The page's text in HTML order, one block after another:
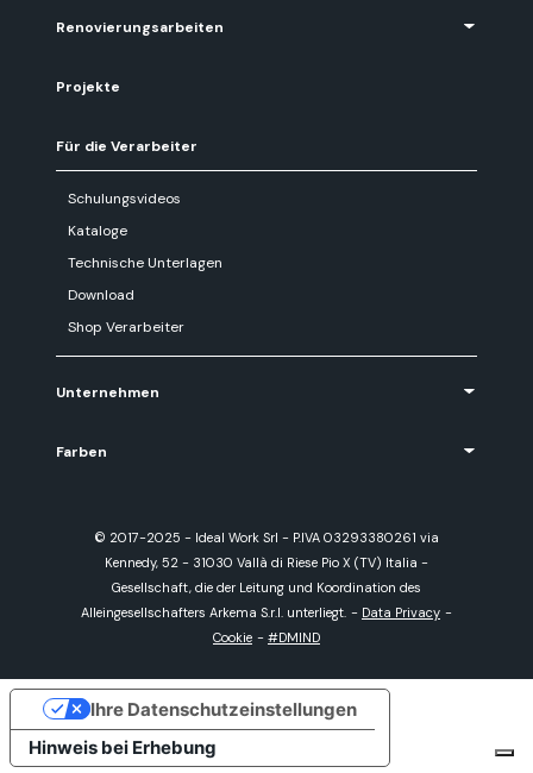
Renovierungsarbeiten
Projekte
Für die Verarbeiter
Schulungsvideos
Kataloge
Technische Unterlagen
Download
Shop Verarbeiter
Unternehmen
Farben
© 2017-2025 - Ideal Work Srl - P.IVA 03293380261 via
Kennedy, 52 - 31030 Vallà di Riese Pio X (TV) Italia -
Gesellschaft, die der Leitung und Koordination des
Alleingesellschafters Arkema S.r.l. unterliegt. - Data Privacy -
Cookie - #DMIND
Hinweis bei Erhebung
Ihre Datenschutzeinstellungen